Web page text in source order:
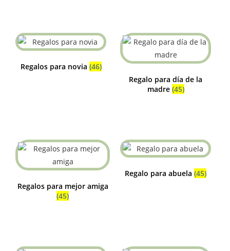
Regalos para novia (46)
Regalo para día de la
madre (45)
Regalos para mejor amiga
(45)
Regalo para abuela (45)